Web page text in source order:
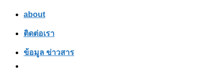
about
ติดต่อเรา
ข้อมูล ข่าวสาร